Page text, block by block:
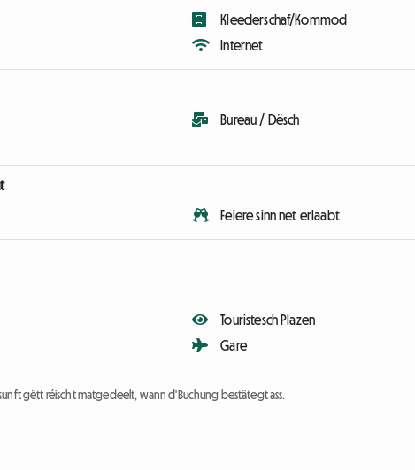
Kleederschaf/Kommod
Internet
Bureau / Dësch
Feiere sinn net erlaabt
Touristesch Plazen
Gare
gëtt réischt matgedeelt, wann d'Buchung bestätegt ass.